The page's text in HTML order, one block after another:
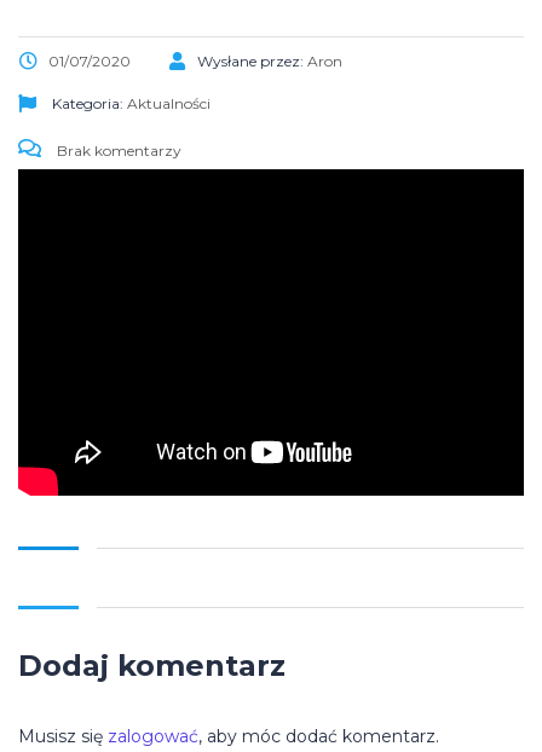
01/07/2020 Wysłane przez: Aron
Kategoria: Aktualności
Brak komentarzy
Dodaj komentarz
Musisz się zalogować, aby móc dodać komentarz.